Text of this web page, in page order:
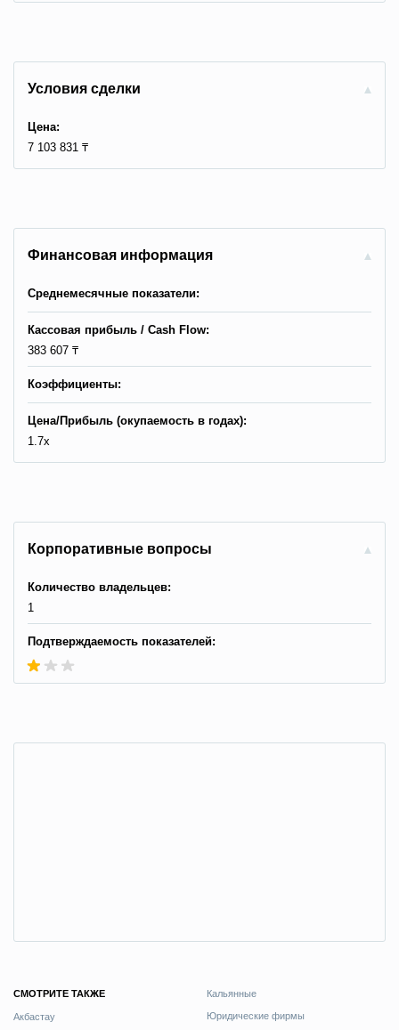
Условия сделки
Цена:
7 103 831 ₸
Финансовая информация
Среднемесячные показатели:
Кассовая прибыль / Сash Flow:
383 607 ₸
Коэффициенты:
Цена/Прибыль (окупаемость в годах):
1.7x
Корпоративные вопросы
Количество владельцев:
1
Подтверждаемость показателей:
СМОТРИТЕ ТАКЖЕ
Акбастау
Кальянные
Юридические фирмы